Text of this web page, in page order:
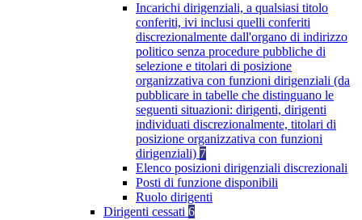
Incarichi dirigenziali, a qualsiasi titolo
conferiti, ivi inclusi quelli conferiti
discrezionalmente dall'organo di indirizzo
politico senza procedure pubbliche di
selezione e titolari di posizione
organizzativa con funzioni dirigenziali (da
pubblicare in tabelle che distinguano le
seguenti situazioni: dirigenti, dirigenti
individuati discrezionalmente, titolari di
posizione organizzativa con funzioni
dirigenziali) 7
Elenco posizioni dirigenziali discrezionali
Posti di funzione disponibili
Ruolo dirigenti
Dirigenti cessati 6